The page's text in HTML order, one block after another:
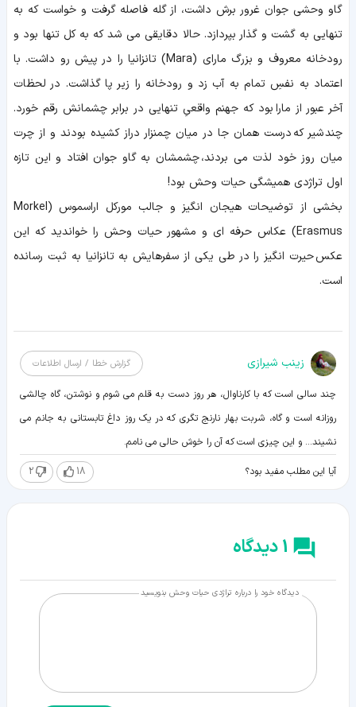
گاو وحشی جوان غرور برش داشت، از گله فاصله گرفت و خواست که به
تنهایی به گشت و گذار بپردازد. حالا دقایقی می شد که به کل تنها بود و
رودخانه معروف و بزرگ مارای (Mara) تانزانیا را در پیش رو داشت. با
اعتماد به نفسِ تمام به آب زد و رودخانه را زیر پا گذاشت. در لحظات
آخر عبور از مارا بود که جهنم واقعیِ تنهایی در برابر چشمانش رقم خورد.
چند شیر که درست همان جا در میان چمنزار دراز کشیده بودند و از چرت
میان روز خود لذت می بردند، چشمشان به گاو جوان افتاد و این تازه
اول تراژدی همیشگی حیات وحش بود!
بخشی از توضیحات هیجان انگیز و جالب مورکل اراسموس (Morkel
Erasmus) عکاس حرفه ای و مشهور حیات وحش را خواندید که این
عکس حیرت انگیز را در طی یکی از سفرهایش به تانزانیا به ثبت رسانده
است.
زينب شيرازی گزارش خطا / ارسال اطلاعات
چند سالی است که با کارناوال، هر روز دست به قلم می شوم و نوشتن، گاه چالشی
روزانه است و گاه، شربت بهار نارنج تگری که در یک روز داغ تابستانی به جانم می
نشیند... و این چیزی است که آن را خوش حالی می نامم.
آیا این مطلب مفید بود؟ 18
2
1 دیدگاه
دیدگاه خود را درباره تراژدی حیات وحش بنویسید